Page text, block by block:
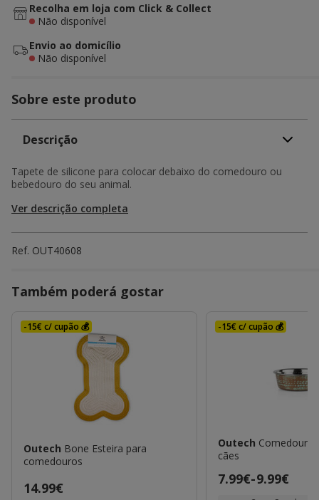
Recolha em loja com Click & Collect
Não disponível
Envio ao domicílio
Não disponível
Sobre este produto
Descrição
Tapete de silicone para colocar debaixo do comedouro ou
bebedouro do seu animal.
Ver descrição completa
Ref. OUT40608
Também poderá gostar
-15€ c/ cupão 💰
Outech Bone Esteira para
comedouros
Preço
14.99€
-15€ c/ cupão 💰
Outech Comedouro
cães
Preço
7.99€-9.99€